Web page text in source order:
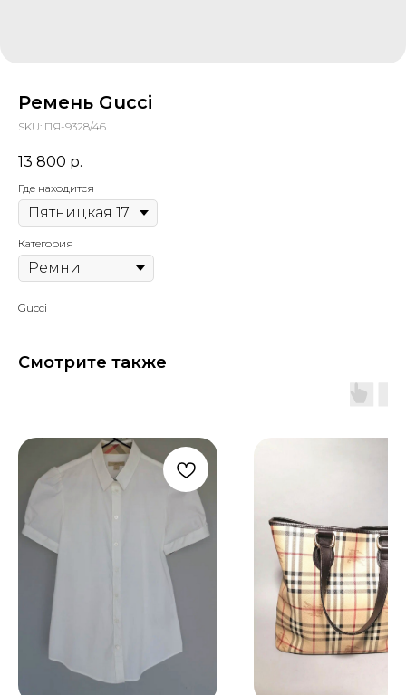
Ремень Gucci
SKU: ПЯ-9328/46
13 800 р.
Где находится
Категория
Gucci
Смотрите также